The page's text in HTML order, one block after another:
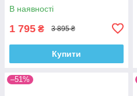
В наявності
1 795 ₴ 3 895 ₴
Купити
–51%